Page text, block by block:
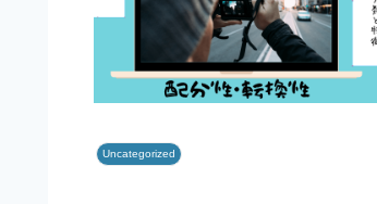
Uncategorized